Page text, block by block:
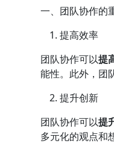
一、团队协作的
提高效率
团队协作可以提
能性。此外，团
提升创新
团队协作可以提
多元化的观点和